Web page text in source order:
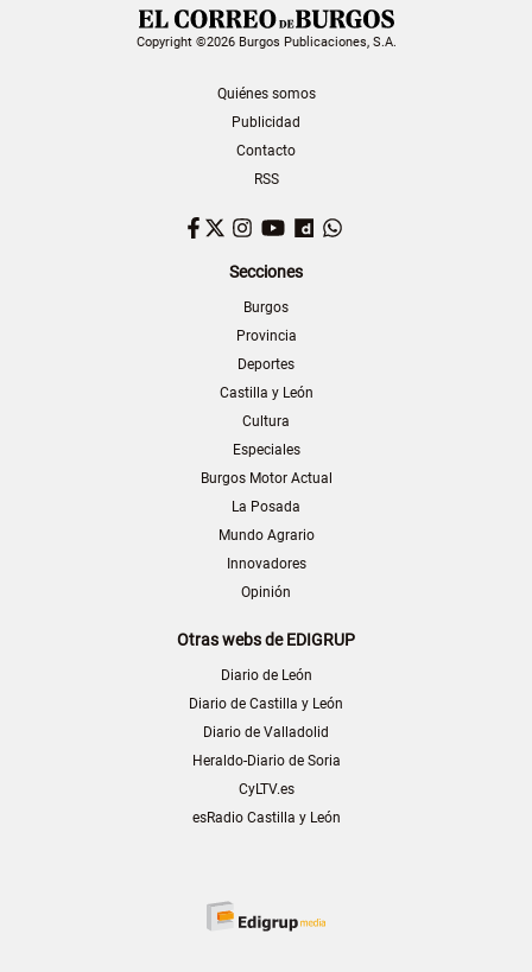
Copyright ©2026 Burgos Publicaciones, S.A.
Quiénes somos
Publicidad
Contacto
RSS
Facebook
TwitterInstagram
YouTubeDailymotion
Secciones
Burgos
Provincia
Deportes
Castilla y León
Cultura
Especiales
Burgos Motor Actual
La Posada
Mundo Agrario
Innovadores
Opinión
Otras webs de EDIGRUP
Diario de León
Diario de Castilla y León
Diario de Valladolid
Heraldo-Diario de Soria
CyLTV.es
esRadio Castilla y León